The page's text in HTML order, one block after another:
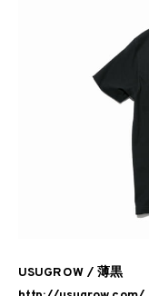
USUGROW / 薄黒